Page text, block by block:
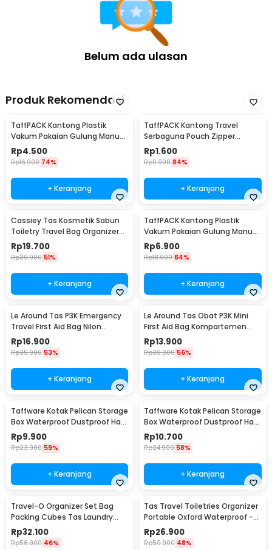
Belum ada ulasan
Produk Rekomendasi
TaffPACK Kantong Plastik
Vakum Pakaian Gulung Manual
40x60cm 1 PCS - TR028
Rp4.500
Rp16.900 74%
+ Keranjang
TaffPACK Kantong Travel
Serbaguna Pouch Zipper
Organizer 1 PCS - CC-003
Rp1.600
Rp9.900 84%
+ Keranjang
Cassiey Tas Kosmetik Sabun
Toiletry Travel Bag Organizer
21x17x8cm - VER.2
Rp19.700
Rp39.900 51%
+ Keranjang
TaffPACK Kantong Plastik
Vakum Pakaian Gulung Manual
1 PCS 39.5x60cm - VB-70
Rp6.900
Rp18.900 64%
+ Keranjang
Le Around Tas P3K Emergency
Travel First Aid Bag Nilon
23.7x13x7.5cm - LG129
Rp16.900
Rp35.900 53%
+ Keranjang
Le Around Tas Obat P3K Mini
First Aid Bag Kompartemen
Travel - A3079
Rp13.900
Rp30.900 56%
+ Keranjang
Taffware Kotak Pelican Storage
Box Waterproof Dustproof Hard
Case ABS S - G10/J020
Rp9.900
Rp23.900 59%
+ Keranjang
Taffware Kotak Pelican Storage
Box Waterproof Dustproof Hard
Case ABS L - G10/J020
Rp10.700
Rp24.900 58%
+ Keranjang
Travel-O Organizer Set Bag
Packing Cubes Tas Laundry
Multi Size 6 PCS - BIB-610
Rp32.100
Rp58.900 46%
Tas Travel Toiletries Organizer
Portable Oxford Waterproof -
F119
Rp26.900
Rp50.900 48%